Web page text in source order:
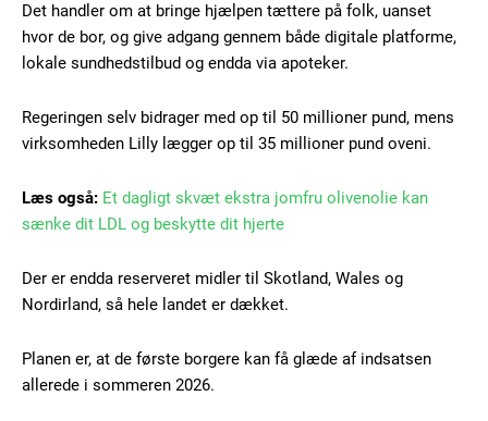
Det handler om at bringe hjælpen tættere på folk, uanset
hvor de bor, og give adgang gennem både digitale platforme,
lokale sundhedstilbud og endda via apoteker.
Regeringen selv bidrager med op til 50 millioner pund, mens
virksomheden Lilly lægger op til 35 millioner pund oveni.
Læs også: Et dagligt skvæt ekstra jomfru olivenolie kan
sænke dit LDL og beskytte dit hjerte
Der er endda reserveret midler til Skotland, Wales og
Nordirland, så hele landet er dækket.
Planen er, at de første borgere kan få glæde af indsatsen
allerede i sommeren 2026.